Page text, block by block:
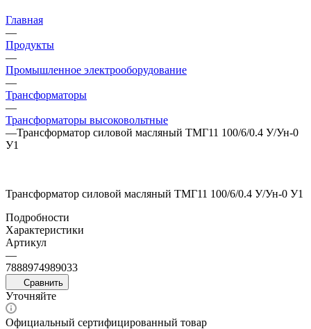
Главная
—
Продукты
—
Промышленное электрооборудование
—
Трансформаторы
—
Трансформаторы высоковольтные
—Трансформатор силовой масляный ТМГ11 100/6/0.4 У/Ун-0
У1
Трансформатор силовой масляный ТМГ11 100/6/0.4 У/Ун-0 У1
Подробности
Характеристики
Артикул
—
7888974989033
Сравнить
Уточняйте
Официальный сертифицированный товар